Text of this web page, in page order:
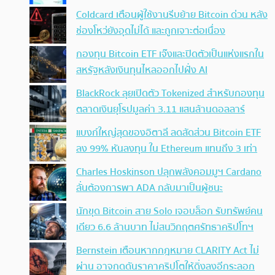
Coldcard เตือนผู้ใช้งานรีบย้าย Bitcoin ด่วน หลัง
ช่องโหว่ยังอุดไม่ได้ และถูกเจาะต่อเนื่อง
กองทุน Bitcoin ETF เจ๊งและปิดตัวเป็นแห่งแรกใน
สหรัฐหลังเงินทุนไหลออกไปฝั่ง AI
BlackRock ลุยเปิดตัว Tokenized สำหรับกองทุน
ตลาดเงินยุโรปมูลค่า 3.11 แสนล้านดอลลาร์
แบงก์ใหญ่สุดของอิตาลี ลดสัดส่วน Bitcoin ETF
ลง 99% หันลงทุน ใน Ethereum แทนถึง 3 เท่า
Charles Hoskinson ปลุกพลังคอมมูฯ Cardano
ลั่นต้องการพา ADA กลับมาเป็นผู้ชนะ
นักขุด Bitcoin สาย Solo เจอบล็อก รับทรัพย์คน
เดียว 6.6 ล้านบาท ไม่สนวิกฤตศรัทธาคริปโทฯ
Bernstein เตือนหากกฎหมาย CLARITY Act ไม่
ผ่าน อาจกดดันราคาคริปโตให้ดิ่งลงอีกระลอก